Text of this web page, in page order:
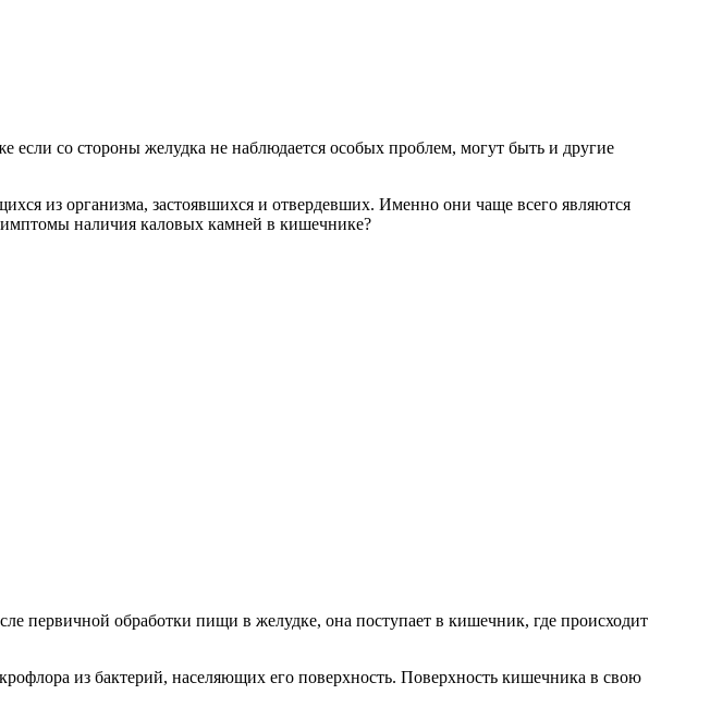
со стороны желудка не наблюдается особых проблем, могут быть и другие
из организма, застоявшихся и отвердевших. Именно они чаще всего являются
наличия каловых камней в кишечнике?
первичной обработки пищи в желудке, она поступает в кишечник, где происходит
из бактерий, населяющих его поверхность. Поверхность кишечника в свою